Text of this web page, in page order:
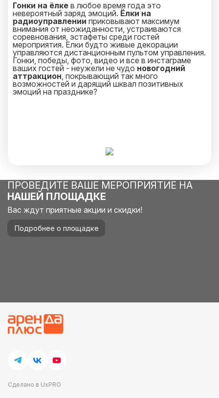
Гонки на ёлке в любое время года это
невероятный заряд эмоций. Ёлки на
радиоуправлении приковывают максимум
внимания от неожиданности, устраиваются
соревнования, эстафеты среди гостей
мероприятия. Елки будто живые декорации
управляются дистанционным пультом управления.
Гонки, победы, фото, видео и все в инстаграме
ваших гостей - неужели не чудо новогодний
аттракцион, покрывающий так много
возможностей и дарящий шквал позитивных
эмоций на празднике?
ПРОВЕДИТЕ ВАШЕ МЕРОПРИЯТИЕ НА
НАШЕЙ ПЛОЩАДКЕ
Вас ждут приятные акции и скидки!
Подробнее о площадке
Сделано в UxPRO